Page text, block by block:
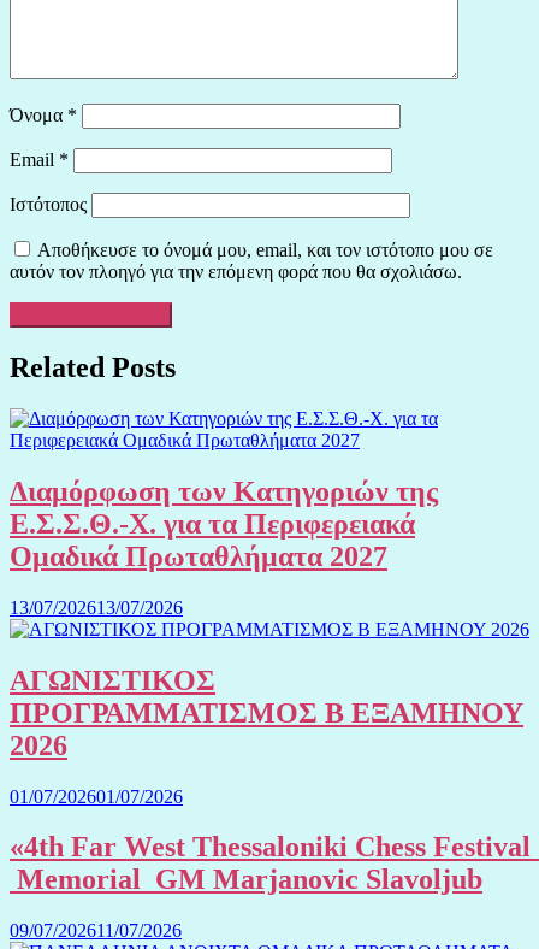
Όνομα *
Email *
Ιστότοπος
Αποθήκευσε το όνομά μου, email, και τον ιστότοπο μου σε
αυτόν τον πλοηγό για την επόμενη φορά που θα σχολιάσω.
Related Posts
Διαμόρφωση των Κατηγοριών της
Ε.Σ.Σ.Θ.-Χ. για τα Περιφερειακά
Ομαδικά Πρωταθλήματα 2027
13/07/202613/07/2026
ΑΓΩΝΙΣΤΙΚΟΣ
ΠΡΟΓΡΑΜΜΑΤΙΣΜΟΣ Β ΕΞΑΜΗΝΟΥ
2026
01/07/202601/07/2026
«4th Far West Thessaloniki Chess Festival
Memorial GM Marjanovic Slavoljub
09/07/202611/07/2026